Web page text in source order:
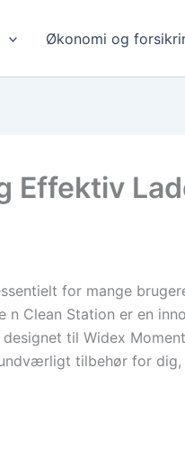
Økonomi og
Effektiv
for mange
Clean Station er en
til Widex
tilbehør for